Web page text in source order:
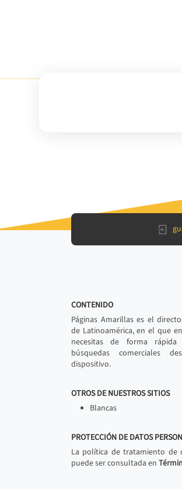
CONTENIDO
Páginas Amarillas es el
de Latinoamérica, en el que
necesitas de forma
búsquedas comerciales
dispositivo.
OTROS DE NUESTROS SITIOS
Blancas
PROTECCIÓN DE DATOS
La política de tratamiento de
puede ser consultada en